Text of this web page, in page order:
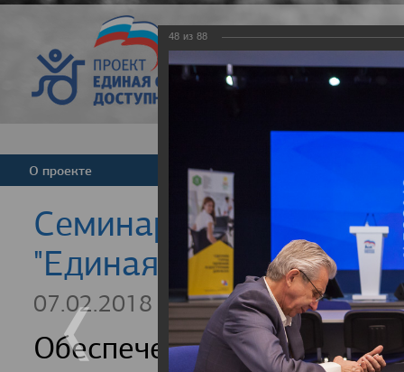
О проекте Команда
Cеминар для
"Единая страна -
07.02.2018
Обеспечение
48 из 88